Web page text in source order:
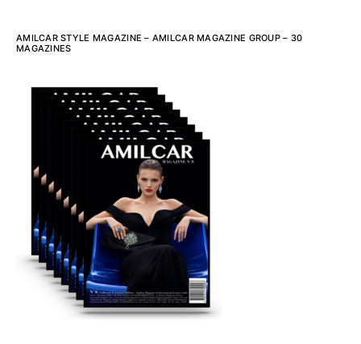
AMILCAR STYLE MAGAZINE – AMILCAR MAGAZINE GROUP – 30
MAGAZINES